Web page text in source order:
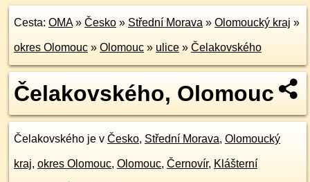
Cesta: OMA» Česko » Střední Morava » Olomoucký kraj »
okres Olomouc » Olomouc » ulice » Čelakovského
Čelakovského, Olomouc
Čelakovského je v Česko, Střední Morava, Olomoucký
kraj, okres Olomouc, Olomouc, Černovír, Klášterní